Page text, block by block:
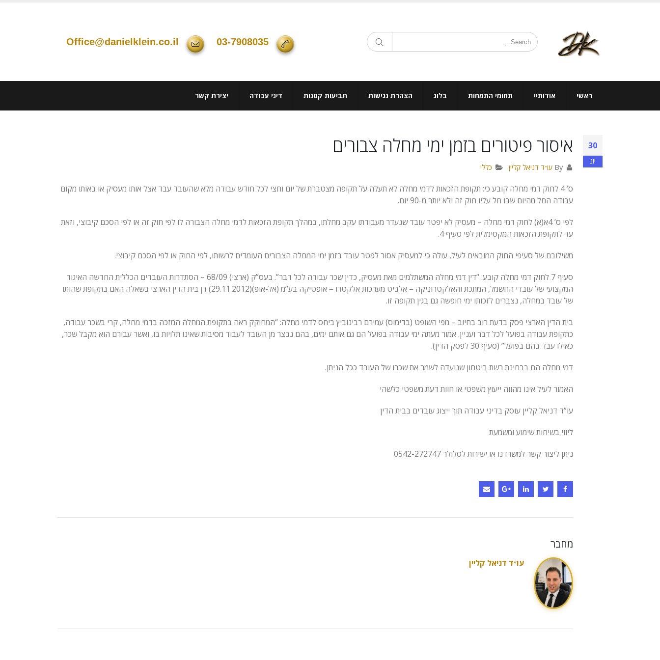
03-7908035
office@danielklein.co.il
ראשי אודותיי תחומי התמחות בלוג הצהרת נגישות תביעות קטנות דיני עבודה יצירת קשר
30
יונ
איסור פיטורים בזמן ימי מחלה צבורים
By עו״ד דניאל קליין כללי
ס’ 4 לחוק דמי מחלה קובע כי: תקופת הזכאות לדמי מחלה לא תעלה על תקופה מצטברת של יום וחצי לכל חודש עבודה מלא שהעובד עבד אצל אותו מעסיק או באותו מקום
עבודה החל מהיום שבו חל עליו חוק זה ולא יותר מ-90 יום.
לפי ס’ 4א(א) לחוק דמי מחלה – מעסיק לא יפטר עובד שנעדר מעבודתו עקב מחלתו, במהלך תקופת הזכאות לדמי מחלה הצבורה לו לפי חוק זה או לפי הסכם קיבוצי, וזאת
עד לתקופת הזכאות המקסימלית לפי סעיף 4.
משילובם של סעיפי החוק המובאים לעיל, עולה כי למעסיק אסור לפטר עובד בזמן ימי המחלה הצבורים העומדים לרשותו, לפי החוק או לפי הסכם קיבוצי.
סעיף 7 לחוק דמי מחלה קובע: “דין דמי מחלה המשתלמים מאת מעסיק, כדין שכר עבודה לכל דבר”. בעס”ק (ארצי) 68/09 – הסתדרות העובדים הכללית החדשה האיגוד
המקצועי של עובדי החשמל, המתכת והאלקטרוניקה – אלביט מערכות אלקטרו – אופטיקה בע”מ (אל-אופ)(29.11.2012) דן בית הדין הארצי בשאלה האם בתקופת שהותו
של עובד במחלה, נצברים לזכותו ימי חופשה גם בגין תקופה זו.
בית הדין הארצי פסק בדעת רוב בחיוב – מפי השופט (בדימוס) עמירם רבינוביץ ביחס לדמי מחלה: “המחוקק ראה בתקופת המחלה המזכה בדמי מחלה, קרי בשכר עבודה,
כתקופת עבודה בפועל לכל דבר ועניין. אמור מעתה ימי עבודה בפועל הם גם אותם ימים, בהם נבצר מן העובד לעבוד מסיבות שאינו תלויות בו, ואשר עבורם הוא מקבל שכר,
כאילו עבד בהם בפועל” (סעיף 30 לפסק הדין).
דמי מחלה הם בבחינת רשת ביטחון שנועדה לשמר את שכרו של העובד ככל הניתן.
האמור לעיל אינו מהווה ייעוץ משפטי או חוות דעת משפטי כלשהי
עו”ד דניאל קליין עוסק בדיני עבודה תוך ייצוג עובדים בבית הדין
ליווי בשיחות שימוע ומשמעת
ניתן ליצור קשר למשרדנו או ישירות לסלולר 0542-272747
מחבר
עו״ד דניאל קליין